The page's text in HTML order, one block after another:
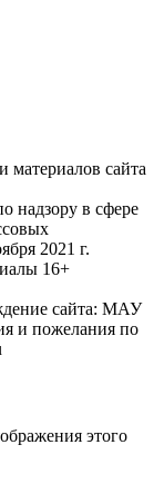
сайта
надзору в сфере
2021 г.
16+
сайта: МАУ
и пожелания по
этого